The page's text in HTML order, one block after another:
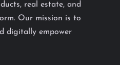
real estate, and
Our mission is to
digitally empower